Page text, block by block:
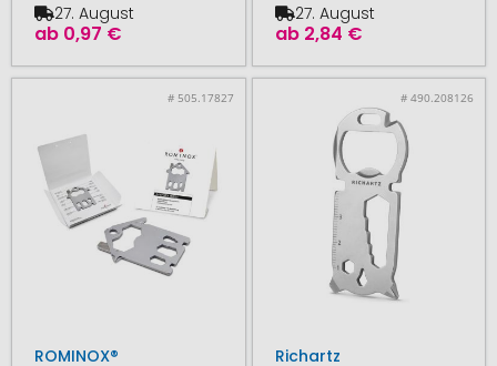
ab 0,97 €
27. August
ab 2,84 €
27. August
# 505.17827
ROMINOX®
# 490.208126
Richartz